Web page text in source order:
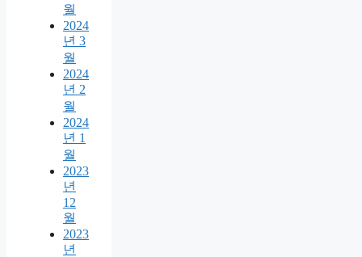
월
2024
년 3
월
2024
년 2
월
2024
년 1
월
2023
년
12
월
2023
년